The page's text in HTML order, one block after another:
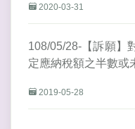
2020-03-31
108/05/28-【訴願】
定應納稅額之半數或
2019-05-28